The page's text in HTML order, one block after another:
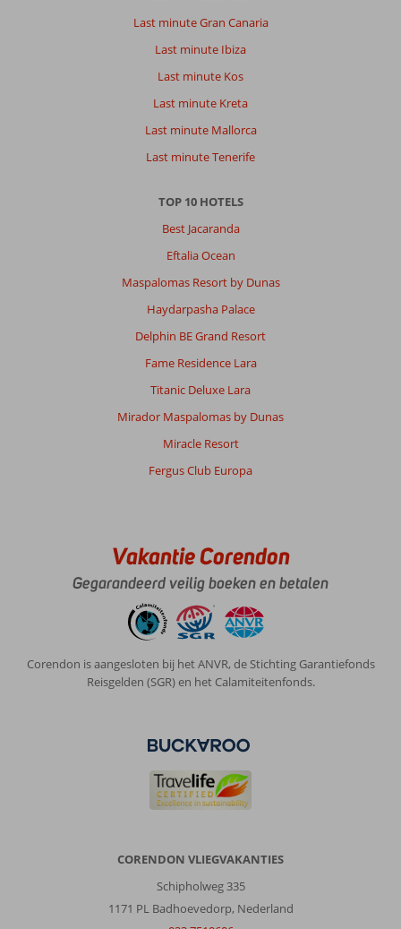
Last minute Gran Canaria
Last minute Ibiza
Last minute Kos
Last minute Kreta
Last minute Mallorca
Last minute Tenerife
TOP 10 HOTELS
Best Jacaranda
Eftalia Ocean
Maspalomas Resort by Dunas
Haydarpasha Palace
Delphin BE Grand Resort
Fame Residence Lara
Titanic Deluxe Lara
Mirador Maspalomas by Dunas
Miracle Resort
Fergus Club Europa
Vakantie Corendon
Gegarandeerd veilig boeken en betalen
Corendon is aangesloten bij het ANVR, de Stichting Garantiefonds
Reisgelden (SGR) en het Calamiteitenfonds.
CORENDON VLIEGVAKANTIES
Schipholweg 335
1171 PL Badhoevedorp, Nederland